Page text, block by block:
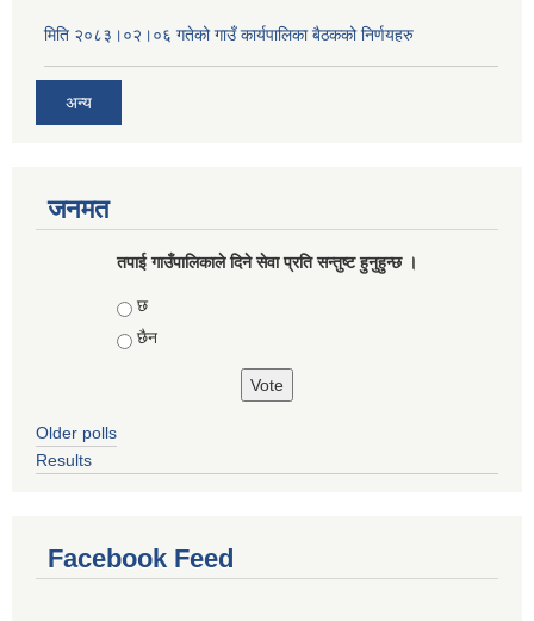
मिति २०८३।०२।०६ गतेको गाउँ कार्यपालिका बैठकको निर्णयहरु
अन्य
जनमत
तपाई गाउँपालिकाले दिने सेवा प्रति सन्तुष्ट हुनुहुन्छ ।
Choices
छ
छैन
Older polls
Results
Facebook Feed